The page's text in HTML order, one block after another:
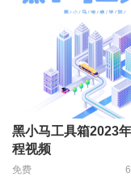
黑小马工具箱2023
程视频
免费